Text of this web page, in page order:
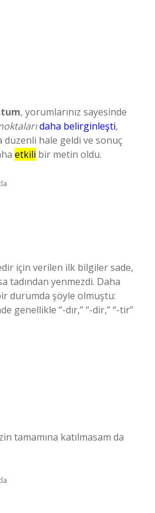
, yorumlarınız sayesinde
daha belirginleşti,
düzenli hale geldi ve sonuç
etkili bir metin oldu.
için verilen ilk bilgiler sade,
tadından yenmezdi. Daha
durumda şöyle olmuştu:
genellikle “-dır,” “-dir,” “-tir”
tamamına katılmasam da